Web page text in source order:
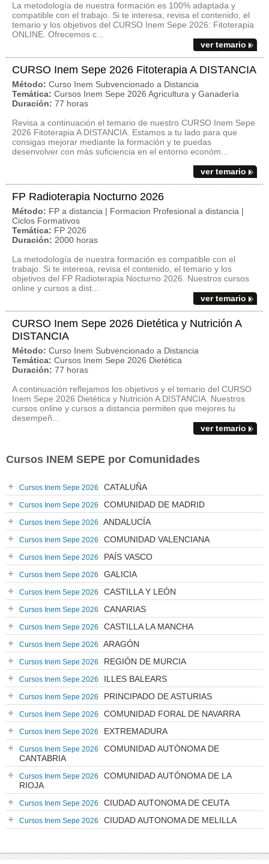
La metodología de nuestra formación es 100% adaptada y
compatible con el trabajo. Si te interesa, revisa el contenido, el
temario y los objetivos del CURSO Inem Sepe 2026: Fitoterapia
ONLINE. Ofrecemos c...
ver temario
CURSO Inem Sepe 2026 Fitoterapia A DISTANCIA
Método: Curso Inem Subvencionado a Distancia
Temática: Cursos Inem Sepe 2026 Agricultura y Ganadería
Duración: 77 horas
Revisa a continuación el temario de nuestro CURSO Inem Sepe
2026 Fitoterapia A DISTANCIA. Estamos a tu lado para que
consigas mejorar mediante la formación y te puedas
desenvolver con más suficiencia en el entorno económ...
ver temario
FP Radioterapia Nocturno 2026
Método: FP a distancia | Formacion Profesional a distancia |
Ciclos Formativos
Temática: FP 2026
Duración: 2000 horas
La metodología de nuestra formación es compatible con el
trabajo. Si te interesa, revisa el contenido, el temario y los
objetivos del FP Radioterapia Nocturno 2026. Nuestros cursos
online y cursos a dist...
ver temario
CURSO Inem Sepe 2026 Dietética y Nutrición A
DISTANCIA
Método: Curso Inem Subvencionado a Distancia
Temática: Cursos Inem Sepe 2026 Dietética
Duración: 77 horas
A continuación reflejamos los objetivos y el temario del CURSO
Inem Sepe 2026 Dietética y Nutrición A DISTANCIA. Nuestros
cursos online y cursos a distancia permiten que mejores tu
desempeñ...
ver temario
Cursos INEM SEPE por Comunidades
Cursos Inem Sepe 2026 CATALUÑA
Cursos Inem Sepe 2026 COMUNIDAD DE MADRID
Cursos Inem Sepe 2026 ANDALUCÍA
Cursos Inem Sepe 2026 COMUNIDAD VALENCIANA
Cursos Inem Sepe 2026 PAÍS VASCO
Cursos Inem Sepe 2026 GALICIA
Cursos Inem Sepe 2026 CASTILLA Y LEÓN
Cursos Inem Sepe 2026 CANARIAS
Cursos Inem Sepe 2026 CASTILLA LA MANCHA
Cursos Inem Sepe 2026 ARAGÓN
Cursos Inem Sepe 2026 REGIÓN DE MURCIA
Cursos Inem Sepe 2026 ILLES BALEARS
Cursos Inem Sepe 2026 PRINCIPADO DE ASTURIAS
Cursos Inem Sepe 2026 COMUNIDAD FORAL DE NAVARRA
Cursos Inem Sepe 2026 EXTREMADURA
Cursos Inem Sepe 2026
COMUNIDAD AUTÓNOMA DE
CANTABRIA
Cursos Inem Sepe 2026
COMUNIDAD AUTÓNOMA DE LA
RIOJA
Cursos Inem Sepe 2026 CIUDAD AUTONOMA DE CEUTA
Cursos Inem Sepe 2026 CIUDAD AUTONOMA DE MELILLA